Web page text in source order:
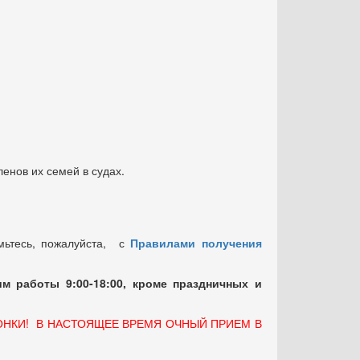
их семей в судах.
пожалуйста, с Правилами получения
работы 9:00-18:00, кроме праздничных и
В НАСТОЯЩЕЕ ВРЕМЯ ОЧНЫЙ ПРИЕМ В